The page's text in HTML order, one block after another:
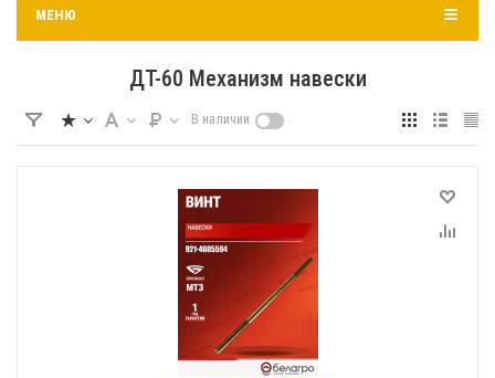
МЕНЮ
ДТ-60 Механизм навески
В наличии